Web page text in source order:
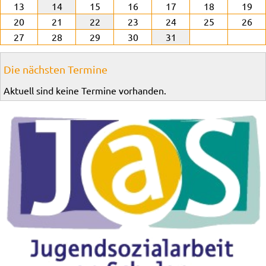
13
14 15 16 17 18
19
20
21 22 23 24 25
26
27
28 29 30 31
Die nächsten Termine
Aktuell sind keine Termine vorhanden.